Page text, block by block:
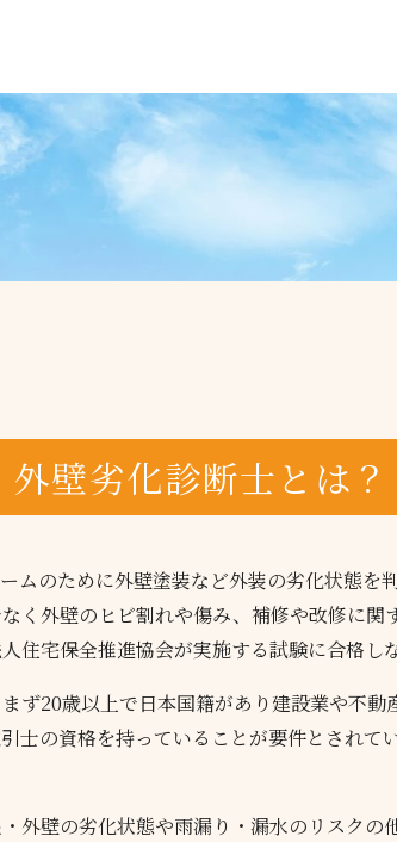
壁劣化診断士とは？
ムのために外壁塗装など外装の劣化状態を
く外壁のヒビ割れや傷み、補修や改修に関
住宅保全推進協会が実施する試験に合格し
ず20歳以上で日本国籍があり建設業や不
士の資格を持っていることが要件とされて
外壁の劣化状態や雨漏り・漏水のリスクの